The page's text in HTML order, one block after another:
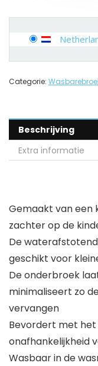
Categorie:
Beschrijving
Extra informatie
Gemaakt van een
zachter op de
De
geschikt voor
De onderbroek
minimaliseert zo
vervangen
Bevordert met
onafhankelijkheid
Wasbaar in de